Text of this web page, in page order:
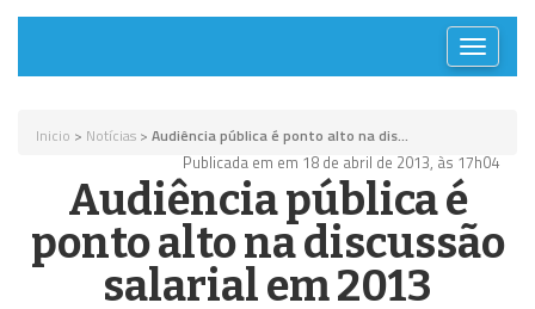
Toggle
Inicio > Notícias > Audiência pública é ponto alto na dis...
Publicada em em 18 de abril de 2013, às 17h04
Audiência pública é
ponto alto na discussão
salarial em 2013